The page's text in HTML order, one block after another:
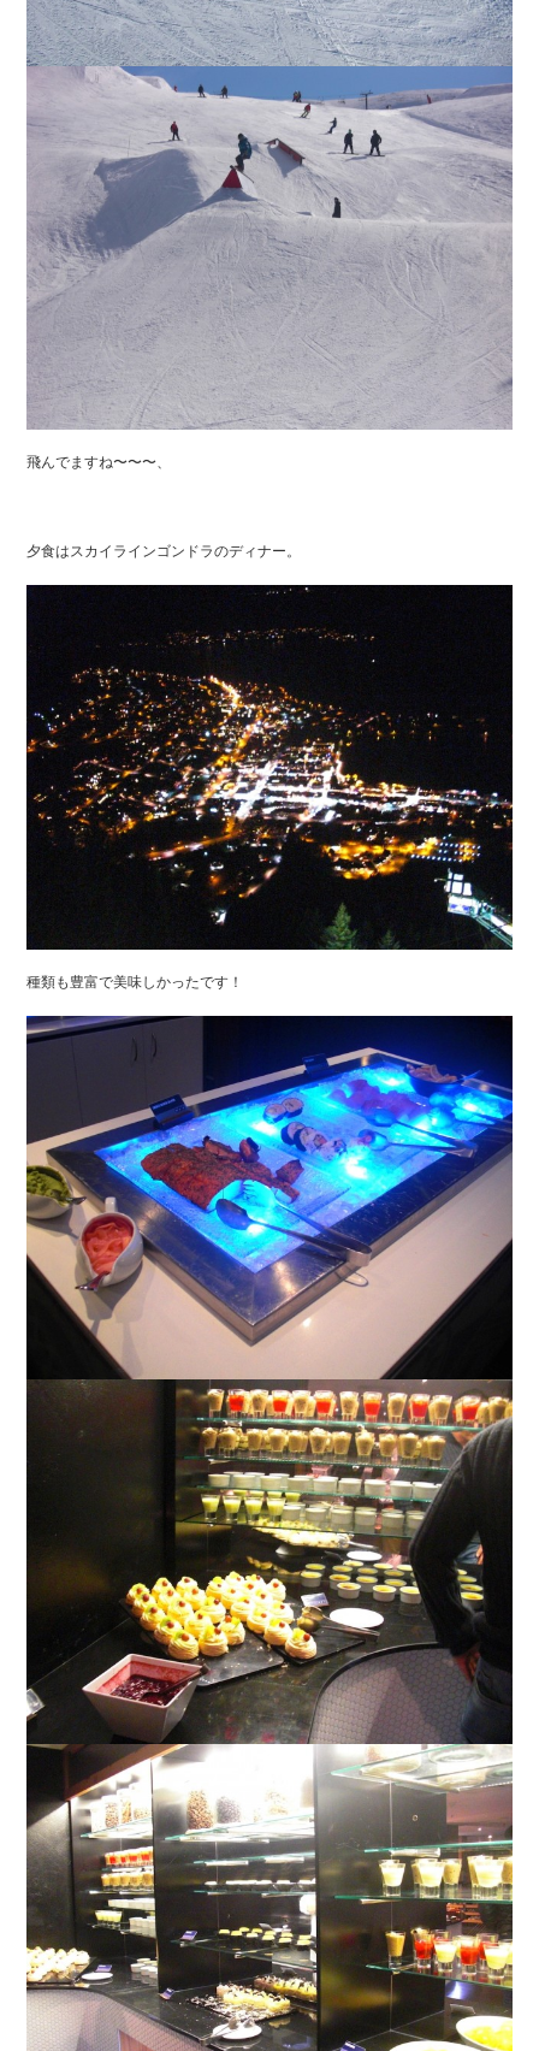
飛んでますね〜〜〜、
夕食はスカイラインゴンドラのディナー。
種類も豊富で美味しかったです！